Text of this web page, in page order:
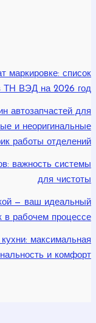
маркировке: список
ТН ВЭД на 2026 год
автозапчастей для
и неоригинальные
работы отделений
важность системы
для чистоты
— ваш идеальный
в рабочем процессе
максимальная
и комфорт